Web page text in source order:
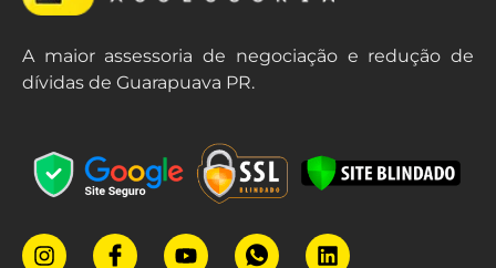
A maior assessoria de negociação e redução de
dívidas de Guarapuava PR.